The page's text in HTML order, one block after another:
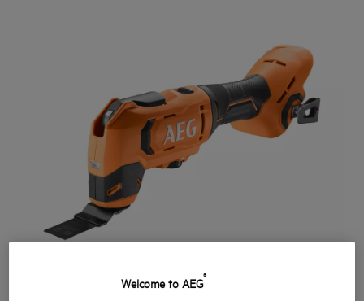
Welcome to AEG®